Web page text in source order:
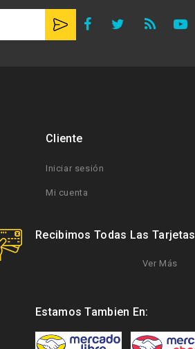
Cliente
Iniciar sesión
Mi cuenta
Recibimos Todas Las Tarjetas
Ver Más
Estamos Tambien En: